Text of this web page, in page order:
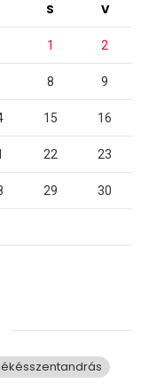
S V
1 2
8 9
15 16
22 23
29 30